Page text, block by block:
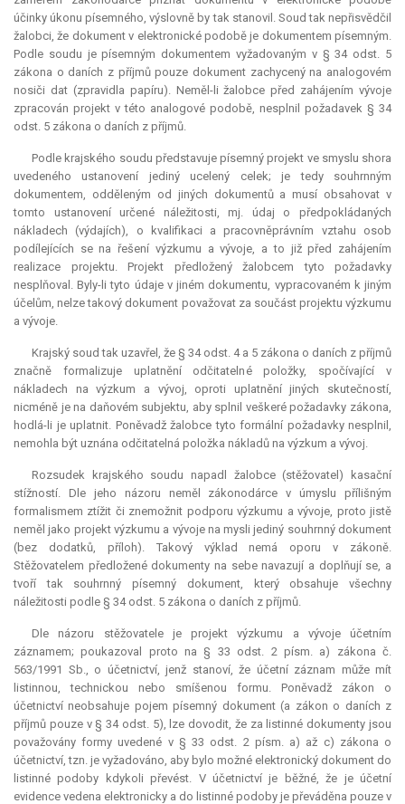
účinky úkonu písemného, výslovně by tak stanovil. Soud tak nepřisvědčil
žalobci, že dokument v elektronické podobě je dokumentem písemným.
Podle soudu je písemným dokumentem vyžadovaným v § 34 odst. 5
zákona o daních z příjmů pouze dokument zachycený na analogovém
nosiči dat (zpravidla papíru). Neměl-li žalobce před zahájením vývoje
zpracován projekt v této analogové podobě, nesplnil požadavek § 34
odst. 5 zákona o daních z příjmů.
Podle krajského soudu představuje písemný projekt ve smyslu shora
uvedeného ustanovení jediný ucelený celek; je tedy souhrnným
dokumentem, odděleným od jiných dokumentů a musí obsahovat v
tomto ustanovení určené náležitosti, mj. údaj o předpokládaných
nákladech (výdajích), o kvalifikaci a pracovněprávním vztahu osob
podílejících se na řešení výzkumu a vývoje, a to již před zahájením
realizace projektu. Projekt předložený žalobcem tyto požadavky
nesplňoval. Byly-li tyto údaje v jiném dokumentu, vypracovaném k jiným
účelům, nelze takový dokument považovat za součást projektu výzkumu
a vývoje.
Krajský soud tak uzavřel, že § 34 odst. 4 a 5 zákona o daních z příjmů
značně formalizuje uplatnění odčitatelné položky, spočívající v
nákladech na výzkum a vývoj, oproti uplatnění jiných skutečností,
nicméně je na daňovém subjektu, aby splnil veškeré požadavky zákona,
hodlá-li je uplatnit. Poněvadž žalobce tyto formální požadavky nesplnil,
nemohla být uznána odčitatelná položka nákladů na výzkum a vývoj.
Rozsudek krajského soudu napadl žalobce (stěžovatel) kasační
stížností. Dle jeho názoru neměl zákonodárce v úmyslu přílišným
formalismem ztížit či znemožnit podporu výzkumu a vývoje, proto jistě
neměl jako projekt výzkumu a vývoje na mysli jediný souhrnný dokument
(bez dodatků, příloh). Takový výklad nemá oporu v zákoně.
Stěžovatelem předložené dokumenty na sebe navazují a doplňují se, a
tvoří tak souhrnný písemný dokument, který obsahuje všechny
náležitosti podle § 34 odst. 5 zákona o daních z příjmů.
Dle názoru stěžovatele je projekt výzkumu a vývoje účetním
záznamem; poukazoval proto na § 33 odst. 2 písm. a) zákona č.
563/1991 Sb., o účetnictví, jenž stanoví, že účetní záznam může mít
listinnou, technickou nebo smíšenou formu. Poněvadž zákon o
účetnictví neobsahuje pojem písemný dokument (a zákon o daních z
příjmů pouze v § 34 odst. 5), lze dovodit, že za listinné dokumenty jsou
považovány formy uvedené v § 33 odst. 2 písm. a) až c) zákona o
účetnictví, tzn. je vyžadováno, aby bylo možné elektronický dokument do
listinné podoby kdykoli převést. V účetnictví je běžné, že je účetní
evidence vedena elektronicky a do listinné podoby je převáděna pouze v